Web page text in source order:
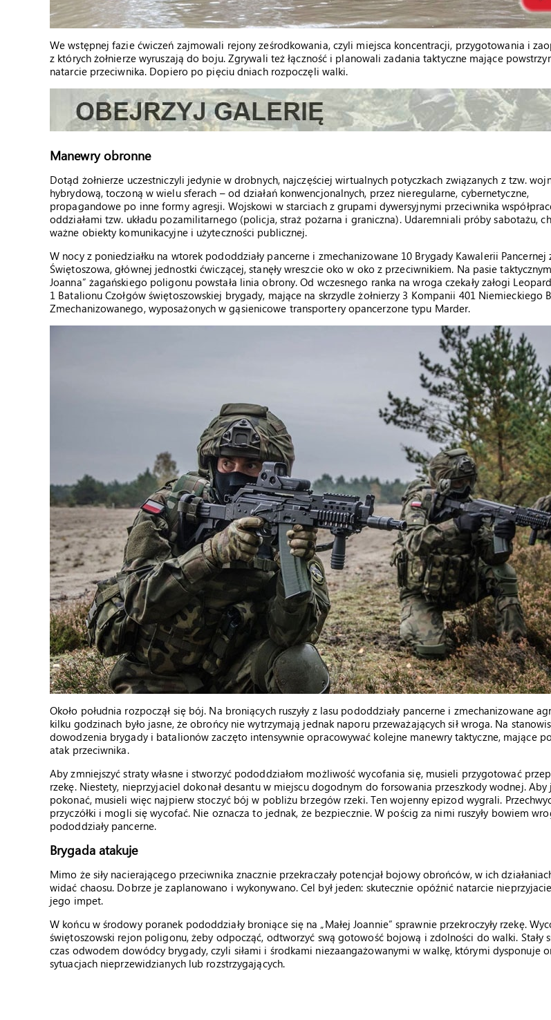
We wstępnej fazie ćwiczeń zajmowali rejony ześrodkowania, czyli miejsca koncentracji, przygotowania i
z których żołnierze wyruszają do boju. Zgrywali też łączność i planowali zadania taktyczne mające
natarcie przeciwnika. Dopiero po pięciu dniach rozpoczęli walki.
Manewry obronne
Dotąd żołnierze uczestniczyli jedynie w drobnych, najczęściej wirtualnych potyczkach związanych z tzw.
hybrydową, toczoną w wielu sferach – od działań konwencjonalnych, przez nieregularne, cybernetyczne,
propagandowe po inne formy agresji. Wojskowi w starciach z grupami dywersyjnymi przeciwnika
oddziałami tzw. układu pozamilitarnego (policja, straż pożarna i graniczna). Udaremniali próby sabotażu,
ważne obiekty komunikacyjne i użyteczności publicznej.
W nocy z poniedziałku na wtorek pododdziały pancerne i zmechanizowane 10 Brygady Kawalerii Pancernej
Świętoszowa, głównej jednostki ćwiczącej, stanęły wreszcie oko w oko z przeciwnikiem. Na pasie taktycznym
Joanna” żagańskiego poligonu powstała linia obrony. Od wczesnego ranka na wroga czekały załogi
1 Batalionu Czołgów świętoszowskiej brygady, mające na skrzydle żołnierzy 3 Kompanii 401 Niemieckiego
Zmechanizowanego, wyposażonych w gąsienicowe transportery opancerzone typu Marder.
Około południa rozpoczął się bój. Na broniących ruszyły z lasu pododdziały pancerne i zmechanizowane
kilku godzinach było jasne, że obrońcy nie wytrzymają jednak naporu przeważających sił wroga. Na
dowodzenia brygady i batalionów zaczęto intensywnie opracowywać kolejne manewry taktyczne, mające
atak przeciwnika.
Aby zmniejszyć straty własne i stworzyć pododdziałom możliwość wycofania się, musieli przygotować
rzekę. Niestety, nieprzyjaciel dokonał desantu w miejscu dogodnym do forsowania przeszkody wodnej. Aby
pokonać, musieli więc najpierw stoczyć bój w pobliżu brzegów rzeki. Ten wojenny epizod wygrali.
przyczółki i mogli się wycofać. Nie oznacza to jednak, że bezpiecznie. W pościg za nimi ruszyły bowiem
pododdziały pancerne.
Brygada atakuje
Mimo że siły nacierającego przeciwnika znacznie przekraczały potencjał bojowy obrońców, w ich
widać chaosu. Dobrze je zaplanowano i wykonywano. Cel był jeden: skutecznie opóźnić natarcie
jego impet.
W końcu w środowy poranek pododdziały broniące się na „Małej Joannie” sprawnie przekroczyły rzekę.
świętoszowski rejon poligonu, żeby odpocząć, odtworzyć swą gotowość bojową i zdolności do walki. Stały
czas odwodem dowódcy brygady, czyli siłami i środkami niezaangażowanymi w walkę, którymi dysponuje
sytuacjach nieprzewidzianych lub rozstrzygających.